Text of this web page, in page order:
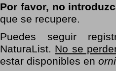
Por favor, no
que se recupere.
Puedes seguir
NaturaList. No se
estar disponibles en